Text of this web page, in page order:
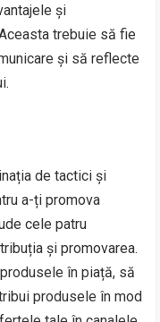
și
trebuie să fie
și să reflecte
de tactici și
a-ți promova
cele patru
și promovarea.
în piață, să
produsele în mod